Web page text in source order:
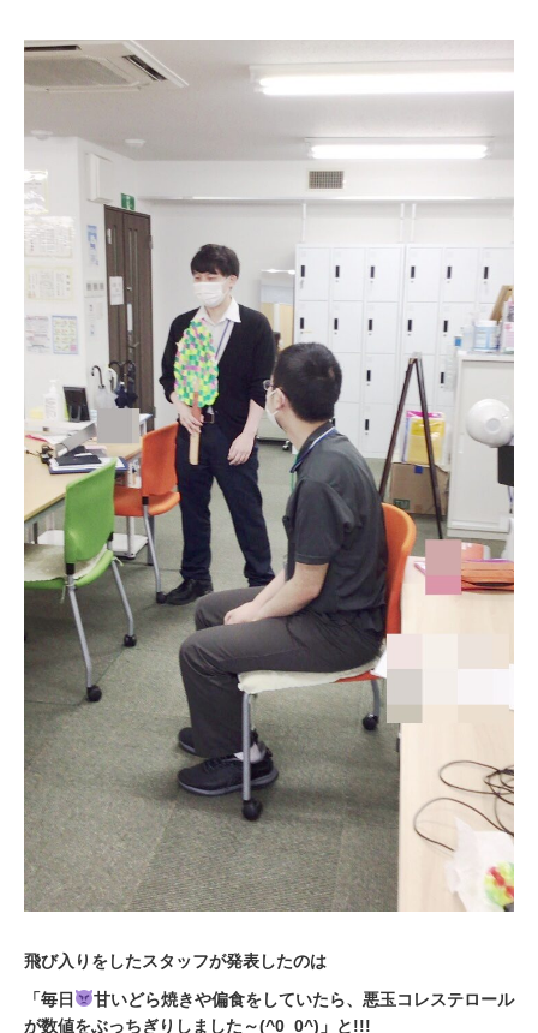
飛び入りをしたスタッフが発表したのは
「毎日
甘いどら焼きや偏食をしていたら、悪玉コレステロール
が数値をぶっちぎりしました～(^0_0^)」と!!!